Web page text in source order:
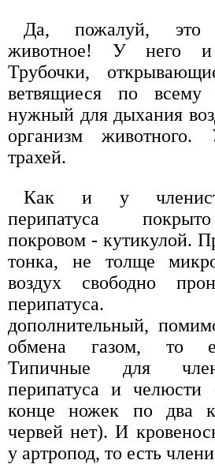
Да, пожалуй, это
животное! У него и
Трубочки,
ветвящиеся по
нужный для дыхания
организм
трахей.
Как и у
перипатуса
покровом - кутикулой.
тонка, не толще
воздух свободно
перипатуса.
дополнительный,
обмена газом, то
Типичные для
перипатуса и
конце ножек по два
червей нет). И
у артропод, то есть